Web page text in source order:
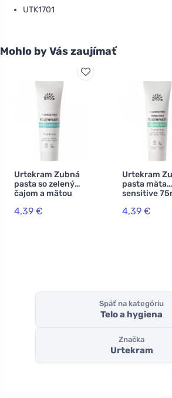
UTK1701
Mohlo by Vás zaujímať
Urtekram Zubná
pasta so zeleným
čajom a mätou
4,39 €
Urtekram
pasta mäta
sensitive
4,39 €
Späť na kategóriu
Telo a hygiena
Značka
Urtekram